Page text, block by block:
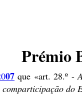
Prémio
07 que «art. 28.º -
do